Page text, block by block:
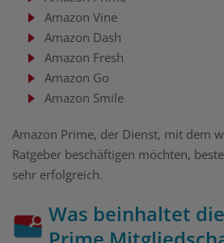
Amazon Vine
Amazon Dash
Amazon Fresh
Amazon Go
Amazon Smile
Amazon Prime, der Dienst, mit dem
Ratgeber beschäftigen möchten,
sehr erfolgreich.
Was beinhaltet